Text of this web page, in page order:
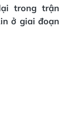
trong trận
ở giai đoạn